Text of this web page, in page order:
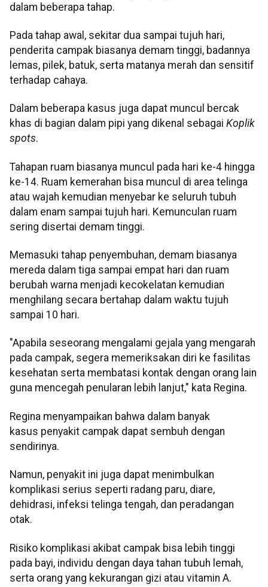
dalam beberapa tahap.
Pada tahap awal, sekitar dua sampai tujuh hari,
penderita campak biasanya demam tinggi, badannya
lemas, pilek, batuk, serta matanya merah dan sensitif
terhadap cahaya.
Dalam beberapa kasus juga dapat muncul bercak
khas di bagian dalam pipi yang dikenal sebagai Koplik
spots.
Tahapan ruam biasanya muncul pada hari ke-4 hingga
ke-14. Ruam kemerahan bisa muncul di area telinga
atau wajah kemudian menyebar ke seluruh tubuh
dalam enam sampai tujuh hari. Kemunculan ruam
sering disertai demam tinggi.
Memasuki tahap penyembuhan, demam biasanya
mereda dalam tiga sampai empat hari dan ruam
berubah warna menjadi kecokelatan kemudian
menghilang secara bertahap dalam waktu tujuh
sampai 10 hari.
"Apabila seseorang mengalami gejala yang mengarah
pada campak, segera memeriksakan diri ke fasilitas
kesehatan serta membatasi kontak dengan orang lain
guna mencegah penularan lebih lanjut," kata Regina.
Regina menyampaikan bahwa dalam banyak
kasus penyakit campak dapat sembuh dengan
sendirinya.
Namun, penyakit ini juga dapat menimbulkan
komplikasi serius seperti radang paru, diare,
dehidrasi, infeksi telinga tengah, dan peradangan
otak.
Risiko komplikasi akibat campak bisa lebih tinggi
pada bayi, individu dengan daya tahan tubuh lemah,
serta orang yang kekurangan gizi atau vitamin A.